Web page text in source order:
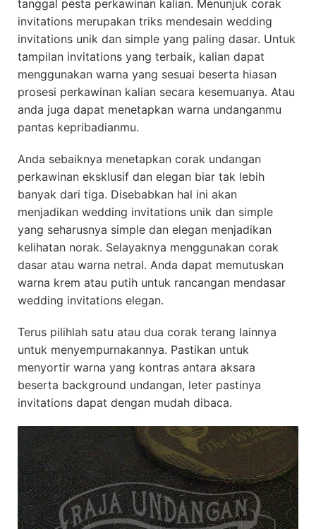
tanggal pesta perkawinan kalian. Menunjuk corak
invitations merupakan triks mendesain wedding
invitations unik dan simple yang paling dasar. Untuk
tampilan invitations yang terbaik, kalian dapat
menggunakan warna yang sesuai beserta hiasan
prosesi perkawinan kalian secara kesemuanya. Atau
anda juga dapat menetapkan warna undanganmu
pantas kepribadianmu.
Anda sebaiknya menetapkan corak undangan
perkawinan eksklusif dan elegan biar tak lebih
banyak dari tiga. Disebabkan hal ini akan
menjadikan wedding invitations unik dan simple
yang seharusnya simple dan elegan menjadikan
kelihatan norak. Selayaknya menggunakan corak
dasar atau warna netral. Anda dapat memutuskan
warna krem atau putih untuk rancangan mendasar
wedding invitations elegan.
Terus pilihlah satu atau dua corak terang lainnya
untuk menyempurnakannya. Pastikan untuk
menyortir warna yang kontras antara aksara
beserta background undangan, leter pastinya
invitations dapat dengan mudah dibaca.